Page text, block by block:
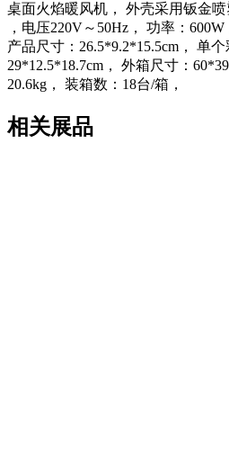
桌面火焰暖风机， 外壳采用钣金
，电压220V～50Hz， 功率：
产品尺寸：26.5*9.2*15.5cm， 单个
29*12.5*18.7cm， 外箱尺寸：
20.6kg， 装箱数：18台/箱，
相关展品